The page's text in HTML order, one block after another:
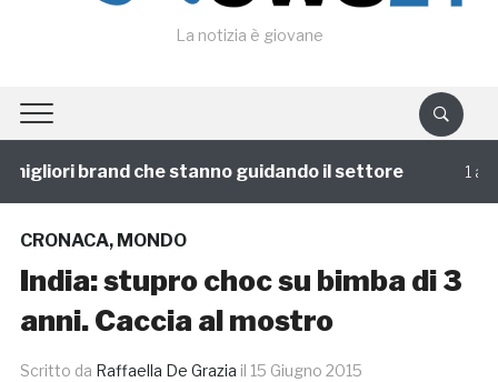
La notizia è giovane
brand che stanno guidando il settore 1 annofa
CRONACA, MONDO
India: stupro choc su bimba di 3
anni. Caccia al mostro
Scritto da Raffaella De Grazia il 15 Giugno 2015